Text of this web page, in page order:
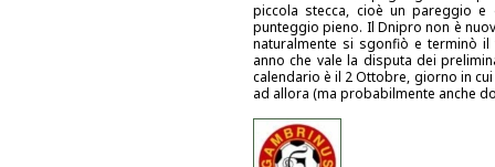
piccola stecca, cioè un pareggio
punteggio pieno. Il Dnipro non è
naturalmente si sgonfiò e terminò
anno che vale la disputa dei
calendario è il 2 Ottobre, giorno in
ad allora (ma probabilmente anche